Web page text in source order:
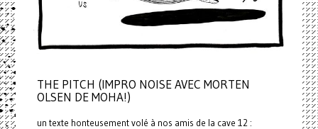
THE PITCH (IMPRO NOISE AVEC MORTEN
OLSEN DE MOHA!)
un texte honteusement volé à nos amis de la cave 12 :